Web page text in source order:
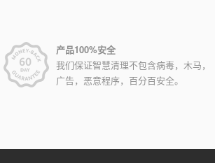
产品100%安全
我们保证智慧清理不包含病毒，木马，
广告，恶意程序，百分百安全。